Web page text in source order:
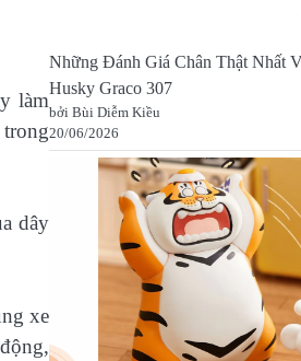
làm
dây
xe
Những Đánh Giá Chân Thật Nhất
Husky Graco 307
bởi Bùi Diễm Kiều
20/06/2026